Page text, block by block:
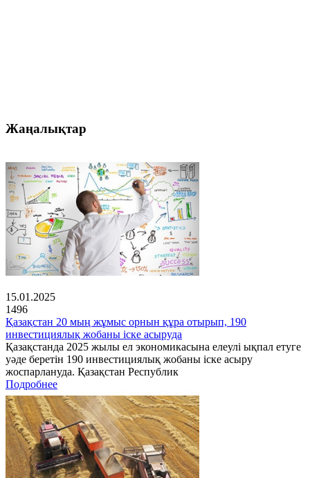
Жаңалықтар
15.01.2025
1496
Қазақстан 20 мың жұмыс орнын құра отырып, 190
инвестициялық жобаны іске асыруда
Қазақстанда 2025 жылы ел экономикасына елеулі ықпал етуге
уәде беретін 190 инвестициялық жобаны іске асыру
жоспарлануда. Қазақстан Республик
Подробнее